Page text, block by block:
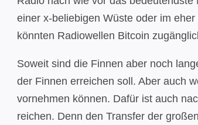
einer x-beliebigen Wüste oder im
könnten Radiowellen Bitcoin
Soweit sind die Finnen aber noch
der Finnen erreichen soll. Aber auch
vornehmen können. Dafür ist auch
reichen. Denn den Transfer der